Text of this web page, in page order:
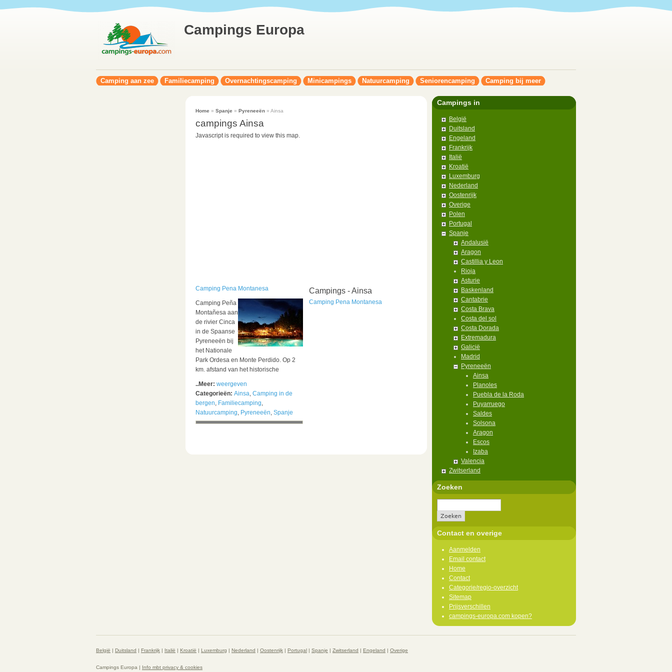
Campings Europa
Camping aan zee Familiecamping Overnachtingscamping Minicampings Natuurcamping Seniorencamping Camping bij meer
Home » Spanje » Pyreneeën» Ainsa
campings Ainsa
Javascript is required to view this map.
Camping Pena Montanesa
Camping Peña
Montañesa aan
de rivier Cinca
in de Spaanse
Pyreneeën bij
het Nationale
Park Ordesa en Monte Perdido. Op 2
km. afstand van het historische
..Meer: weergeven
Categorieën: Ainsa, Camping in de
bergen, Familiecamping,
Natuurcamping, Pyreneeën, Spanje
Campings - Ainsa
Camping Pena Montanesa
Campings in
België
Duitsland
Engeland
Frankrijk
Italië
Kroatië
Luxemburg
Nederland
Oostenrijk
Overige
Polen
Portugal
Spanje
Andalusië
Aragon
Castillia y Leon
Rioja
Asturie
Baskenland
Cantabrie
Costa Brava
Costa del sol
Costa Dorada
Extremadura
Galicië
Madrid
Pyreneeën
Ainsa
Planoles
Puebla de la Roda
Puyarruego
Saldes
Solsona
Aragon
Escos
Izaba
Valencia
Zwitserland
Zoeken
Contact en overige
Aanmelden
Email contact
Home
Contact
Categorie/regio-overzicht
Sitemap
Prijsverschillen
campings-europa.com kopen?
België | Duitsland | Frankrijk | Italië | Kroatië | Luxemburg | Nederland | Oostenrijk | Portugal | Spanje | Zwitserland | Engeland | Overige
Campings Europa | Info mbt privacy & cookies